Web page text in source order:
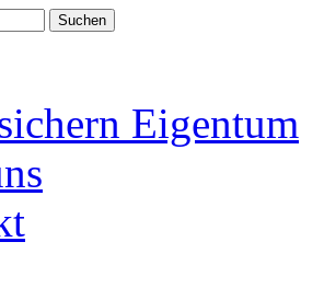
Eigentum